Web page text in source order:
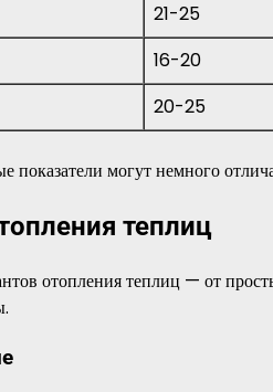
21-25
16-20
20-25
показатели могут немного
теплиц
отопления теплиц — от